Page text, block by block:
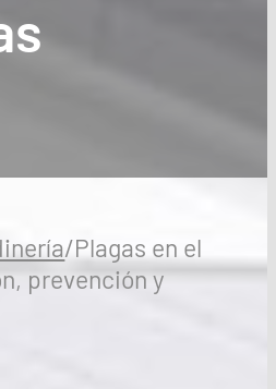
/Plagas en el
prevención y